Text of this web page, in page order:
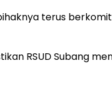
terus
RSUD Subang